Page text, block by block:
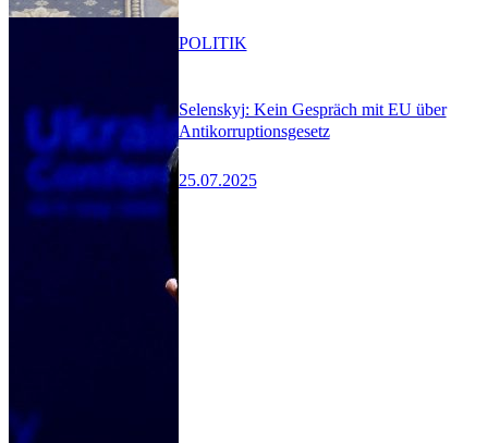
Selenskyj: Kein Gespräch mit EU über
Antikorruptionsgesetz
25.07.2025
POLITIK